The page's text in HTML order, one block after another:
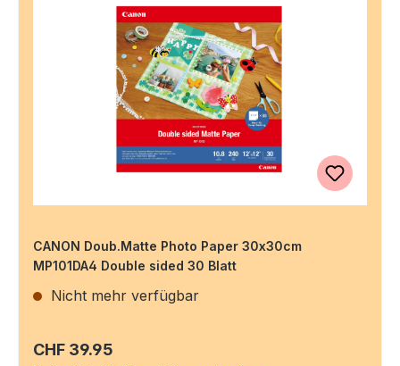
CANON Doub.Matte Photo Paper 30x30cm
MP101DA4 Double sided 30 Blatt
Nicht mehr verfügbar
Regulärer Preis:
CHF 39.95